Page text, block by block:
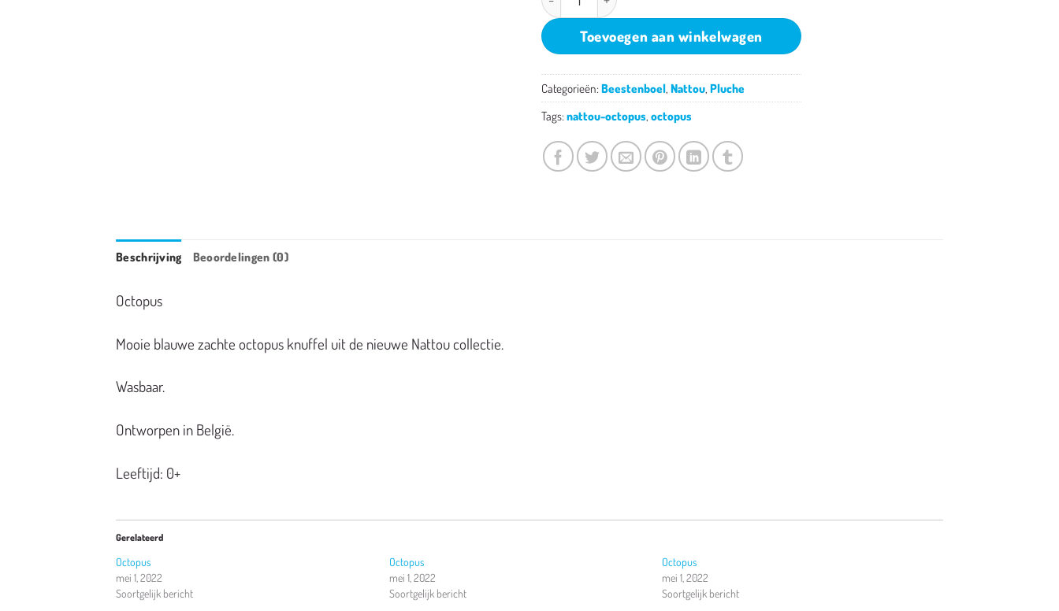
Toevoegen aan winkelwagen
Categorieën: Beestenboel, Nattou, Pluche
Tags: nattou-octopus, octopus
Beschrijving Beoordelingen (0)
Octopus
Mooie blauwe zachte octopus knuffel uit de nieuwe Nattou collectie.
Wasbaar.
Ontworpen in België.
Leeftijd: 0+
Gerelateerd
Octopus
mei 1, 2022
Soortgelijk bericht
Octopus
mei 1, 2022
Soortgelijk bericht
Octopus
mei 1, 2022
Soortgelijk bericht